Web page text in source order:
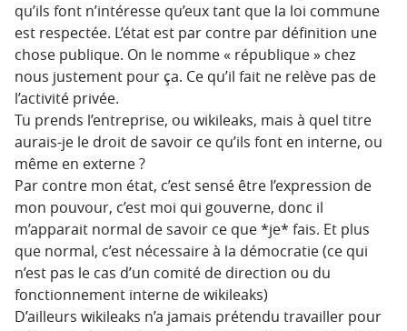
qu’ils font n’intéresse qu’eux tant que la loi commune
est respectée. L’état est par contre par définition une
chose publique. On le nomme « république » chez
nous justement pour ça. Ce qu’il fait ne relève pas de
l’activité privée.
Tu prends l’entreprise, ou wikileaks, mais à quel titre
aurais-je le droit de savoir ce qu’ils font en interne, ou
même en externe ?
Par contre mon état, c’est sensé être l’expression de
mon pouvour, c’est moi qui gouverne, donc il
m’apparait normal de savoir ce que *je* fais. Et plus
que normal, c’est nécessaire à la démocratie (ce qui
n’est pas le cas d’un comité de direction ou du
fonctionnement interne de wikileaks)
D’ailleurs wikileaks n’a jamais prétendu travailler pour